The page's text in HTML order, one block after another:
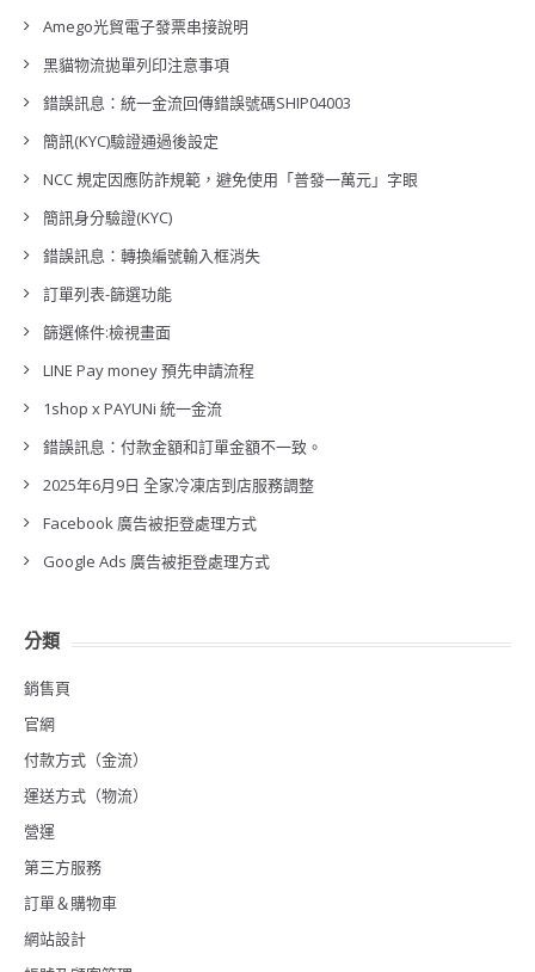
Amego光貿電子發票串接說明
黑貓物流拋單列印注意事項
錯誤訊息：統一金流回傳錯誤號碼SHIP04003
簡訊(KYC)驗證通過後設定
NCC 規定因應防詐規範，避免使用「普發一萬元」字眼
簡訊身分驗證(KYC)
錯誤訊息：轉換編號輸入框消失
訂單列表-篩選功能
篩選條件:檢視畫面
LINE Pay money 預先申請流程
1shop x PAYUNi 統一金流
錯誤訊息：付款金額和訂單金額不一致。
2025年6月9日 全家冷凍店到店服務調整
Facebook 廣告被拒登處理方式
Google Ads 廣告被拒登處理方式
分類
銷售頁
官網
付款方式（金流）
運送方式（物流）
營運
第三方服務
訂單＆購物車
網站設計